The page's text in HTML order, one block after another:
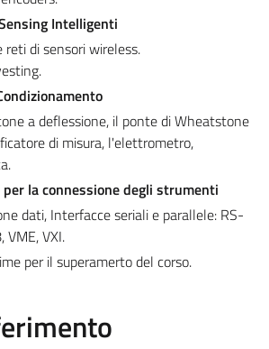
Intelligenti
di sensori wireless.
a deflessione, il ponte di Wheatstone
di misura, l'elettrometro,
la connessione degli strumenti
dati, Interfacce seriali e parallele: RS-
VME, VXI.
per il superamerto del corso.